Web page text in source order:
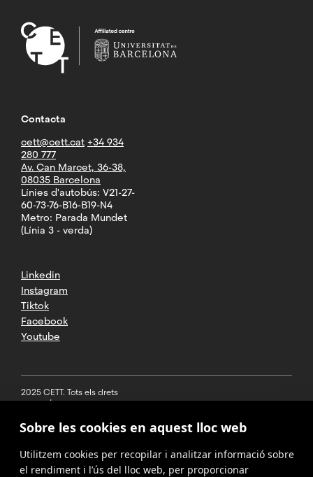
Contacta
cett@cett.cat +34 934
280 777
Av. Can Marcet, 36-38,
08035 Barcelona
Línies d'autobús: V21-27-
60-73-76-B16-B19-N4
Metro: Parada Mundet
(Línia 3 - verda)
Linkedin
Instagram
Tiktok
Facebook
Youtube
2025 CETT. Tots els drets
reservats
Avís legal
Política de
privacitat
Sobre les cookies en aquest lloc web
Utilitzem cookies per recopilar i analitzar informació sobre
el rendiment i l’ús del lloc web, per proporcionar